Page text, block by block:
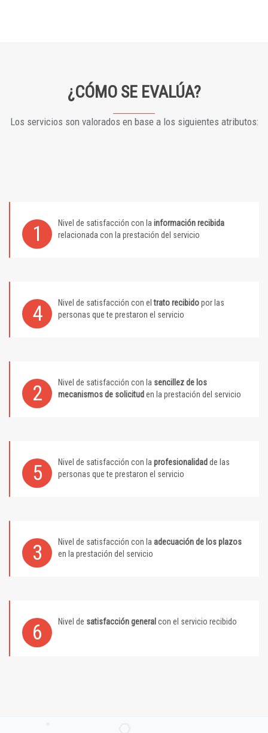
¿CÓMO SE EVALÚA?
Los servicios son valorados en base a los siguientes atributos:
1 Nivel de satisfacción con la información recibida
relacionada con la prestación del servicio
4 Nivel de satisfacción con eltrato recibidopor las
personas que te prestaron el servicio
2 Nivel de satisfacción con la sencillez de los
mecanismos de solicitud en la prestación del servicio
5 Nivel de satisfacción con la profesionalidad de las
personas que te prestaron el servicio
3 Nivel de satisfacción con la adecuación de los plazos
en la prestación del servicio
6 Nivel de satisfacción general con el servicio recibido